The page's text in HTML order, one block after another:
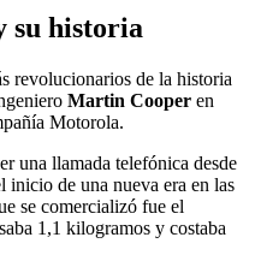
su historia
revolucionarios de la historia
Martin Cooper en
Motorola.
una llamada telefónica desde
de una nueva era en las
se comercializó fue el
1,1 kilogramos y costaba